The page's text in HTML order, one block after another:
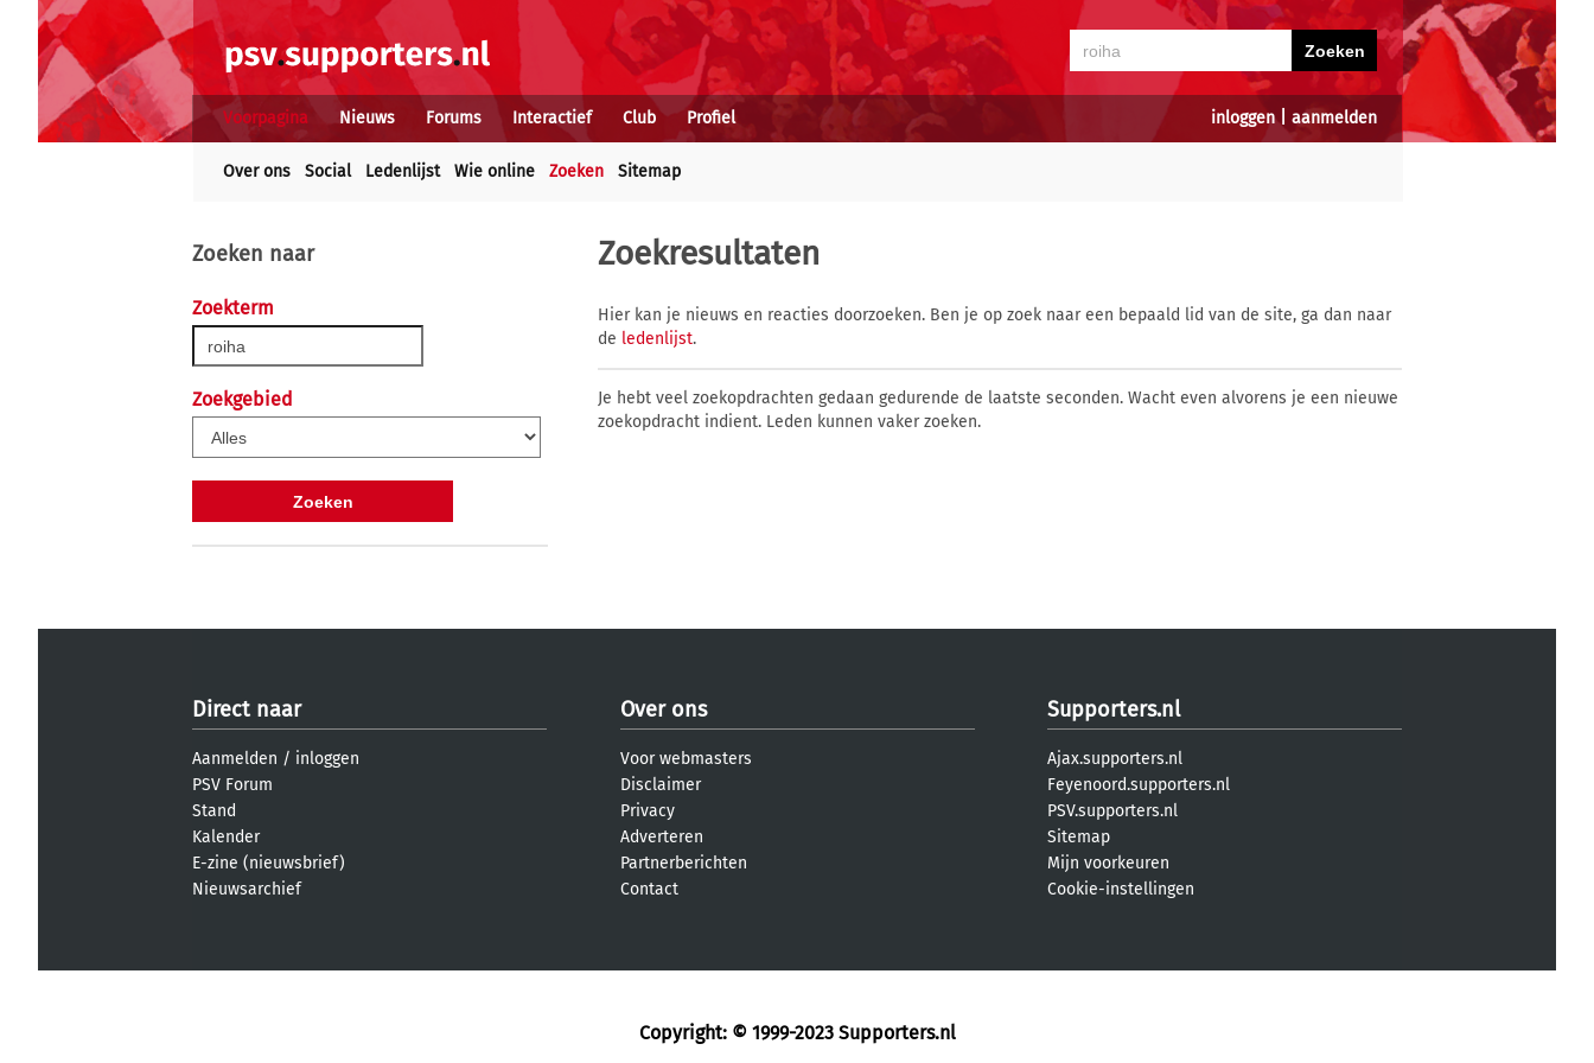
inloggen| aanmelden
Voorpagina Nieuws Forums Interactief Club Profiel
Over ons Social Ledenlijst Wie online Zoeken Sitemap
Zoeken naar
Zoekterm
Zoekgebied
Zoekresultaten
Hier kan je nieuws en reacties doorzoeken. Ben je op zoek naar een bepaald lid van de site, ga dan naar
de ledenlijst.
Je hebt veel zoekopdrachten gedaan gedurende de laatste seconden. Wacht even alvorens je een nieuwe
zoekopdracht indient. Leden kunnen vaker zoeken.
Direct naar
Aanmelden / inloggen
PSV Forum
Stand
Kalender
E-zine (nieuwsbrief)
Nieuwsarchief
Over ons
Voor webmasters
Disclaimer
Privacy
Adverteren
Partnerberichten
Contact
Supporters.nl
Ajax.supporters.nl
Feyenoord.supporters.nl
PSV.supporters.nl
Sitemap
Mijn voorkeuren
Cookie-instellingen
Copyright: © 1999-2023 Supporters.nl